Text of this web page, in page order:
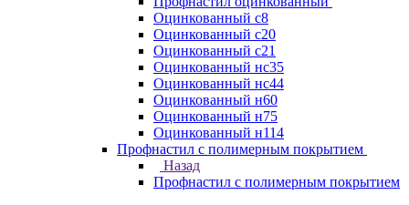
Оцинкованный с8
Оцинкованный с20
Оцинкованный с21
Оцинкованный нс35
Оцинкованный нс44
Оцинкованный н60
Оцинкованный н75
Оцинкованный н114
Профнастил с полимерным покрытием
Назад
Профнастил с полимерным покрытием